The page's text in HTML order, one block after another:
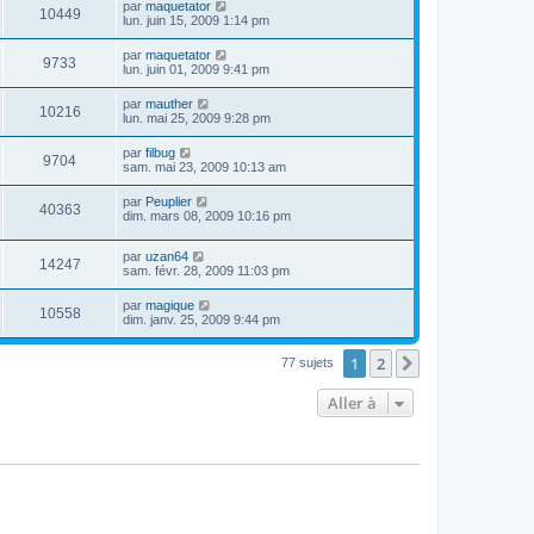
10449 par maquetator
lun. juin 15, 2009 1:14 pm
9733 par maquetator
lun. juin 01, 2009 9:41 pm
10216 par mauther
lun. mai 25, 2009 9:28 pm
9704 par filbug
sam. mai 23, 2009 10:13 am
40363 par Peuplier
dim. mars 08, 2009 10:16 pm
14247 par uzan64
sam. févr. 28, 2009 11:03 pm
10558 par magique
dim. janv. 25, 2009 9:44 pm
77 sujets 1 2
Aller à